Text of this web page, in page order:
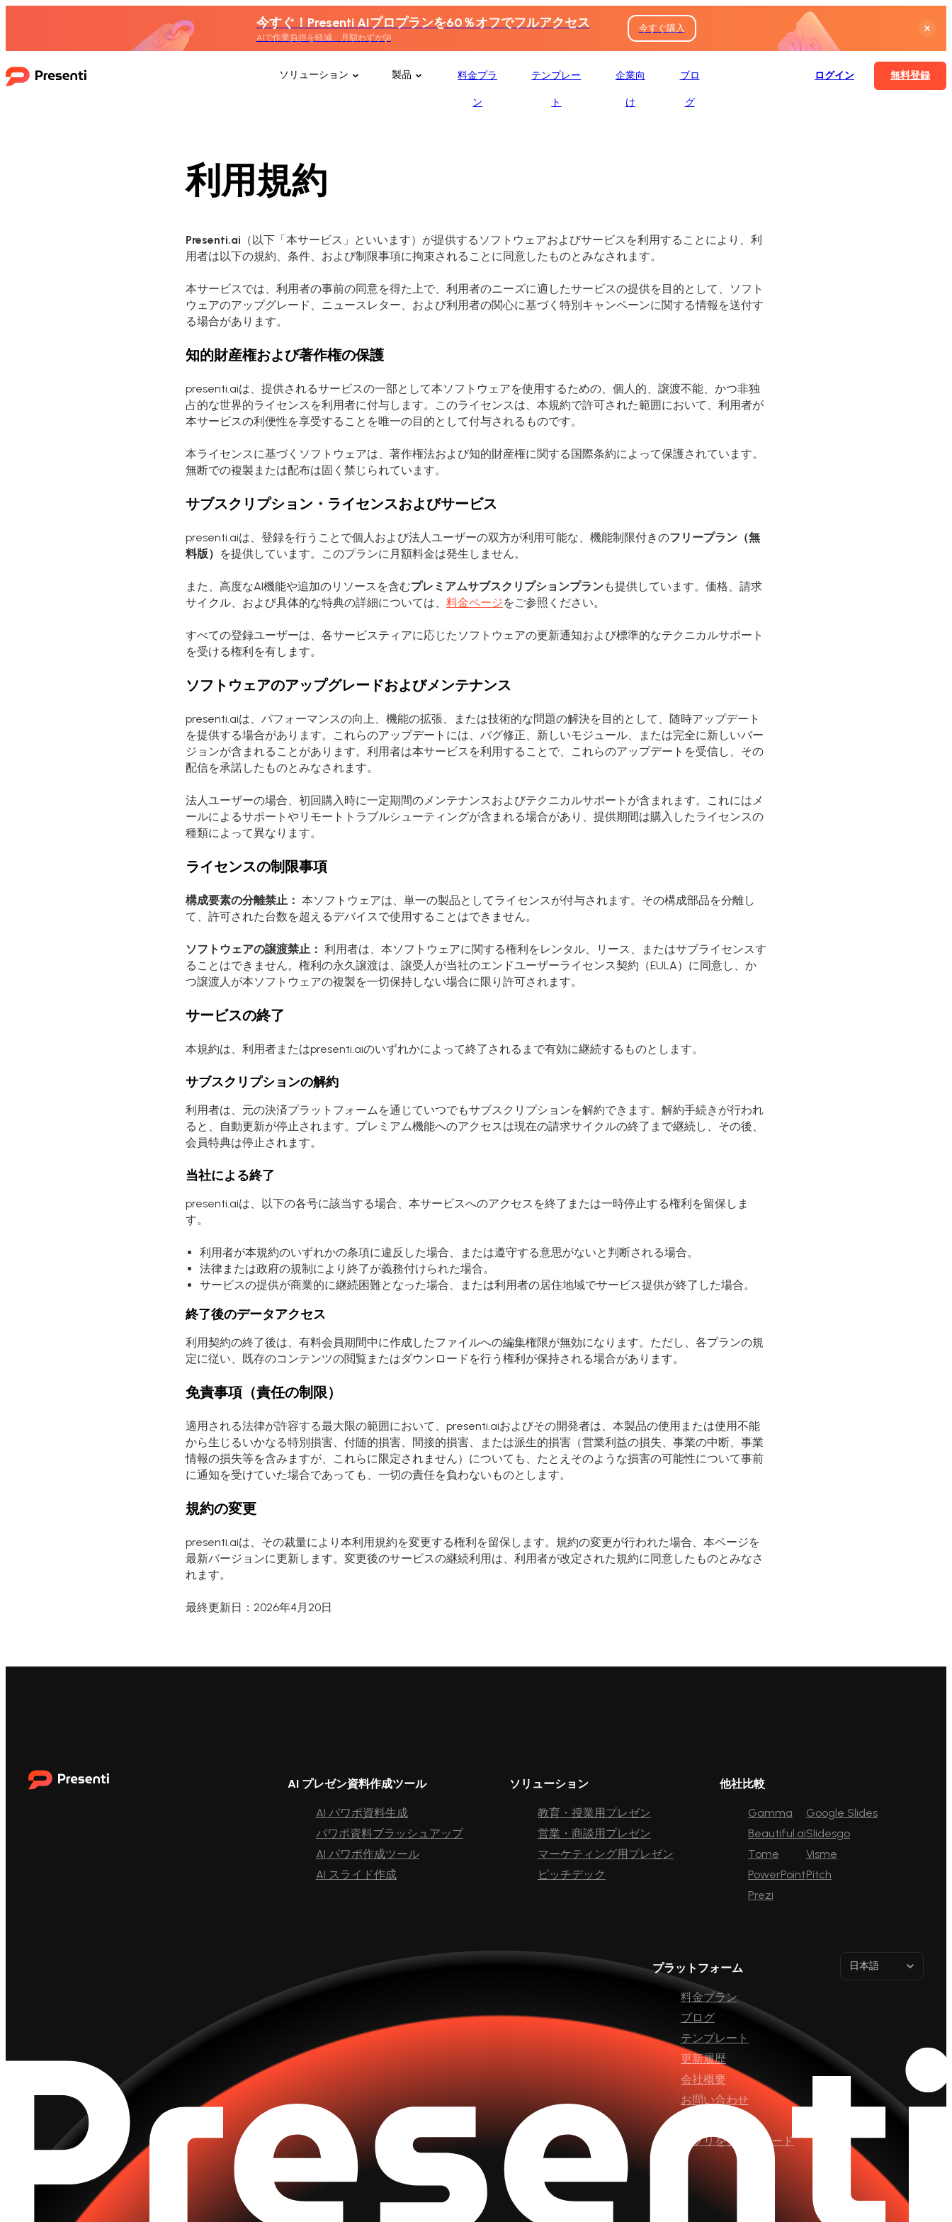
今すぐ！Presenti AIプロプランを60％オフでフルアクセス
AIで作業負担を軽減、月額わずか$8
今すぐ購入
ソリューション 製品 料金プラ
ン
テンプレー
ト
企業向
け
ブロ
グ
ログイン 無料登録
利用規約
Presenti.ai （以下「本サービス」といいます）が提供するソフトウェアおよびサービスを利用することにより、利
用者は以下の規約、条件、および制限事項に拘束されることに同意したものとみなされます。
本サービスでは、利用者の事前の同意を得た上で、利用者のニーズに適したサービスの提供を目的として、ソフト
ウェアのアップグレード、ニュースレター、および利用者の関心に基づく特別キャンペーンに関する情報を送付す
る場合があります。
知的財産権および著作権の保護
presenti.aiは、提供されるサービスの一部として本ソフトウェアを使用するための、個人的、譲渡不能、かつ非独
占的な世界的ライセンスを利用者に付与します。このライセンスは、本規約で許可された範囲において、利用者が
本サービスの利便性を享受することを唯一の目的として付与されるものです。
本ライセンスに基づくソフトウェアは、著作権法および知的財産権に関する国際条約によって保護されています。
無断での複製または配布は固く禁じられています。
サブスクリプション・ライセンスおよびサービス
presenti.aiは、登録を行うことで個人および法人ユーザーの双方が利用可能な、機能制限付きのフリープラン（無
料版） を提供しています。このプランに月額料金は発生しません。
また、高度なAI機能や追加のリソースを含むプレミアムサブスクリプションプランも提供しています。価格、請求
サイクル、および具体的な特典の詳細については、 料金ページをご参照ください。
すべての登録ユーザーは、各サービスティアに応じたソフトウェアの更新通知および標準的なテクニカルサポート
を受ける権利を有します。
ソフトウェアのアップグレードおよびメンテナンス
presenti.aiは、パフォーマンスの向上、機能の拡張、または技術的な問題の解決を目的として、随時アップデート
を提供する場合があります。これらのアップデートには、バグ修正、新しいモジュール、または完全に新しいバー
ジョンが含まれることがあります。利用者は本サービスを利用することで、これらのアップデートを受信し、その
配信を承諾したものとみなされます。
法人ユーザーの場合、初回購入時に一定期間のメンテナンスおよびテクニカルサポートが含まれます。これにはメ
ールによるサポートやリモートトラブルシューティングが含まれる場合があり、提供期間は購入したライセンスの
種類によって異なります。
ライセンスの制限事項
構成要素の分離禁止： 本ソフトウェアは、単一の製品としてライセンスが付与されます。その構成部品を分離し
て、許可された台数を超えるデバイスで使用することはできません。
ソフトウェアの譲渡禁止： 利用者は、本ソフトウェアに関する権利をレンタル、リース、またはサブライセンスす
ることはできません。権利の永久譲渡は、譲受人が当社のエンドユーザーライセンス契約（EULA）に同意し、か
つ譲渡人が本ソフトウェアの複製を一切保持しない場合に限り許可されます。
サービスの終了
本規約は、利用者またはpresenti.aiのいずれかによって終了されるまで有効に継続するものとします。
サブスクリプションの解約
利用者は、元の決済プラットフォームを通じていつでもサブスクリプションを解約できます。解約手続きが行われ
ると、自動更新が停止されます。プレミアム機能へのアクセスは現在の請求サイクルの終了まで継続し、その後、
会員特典は停止されます。
当社による終了
presenti.aiは、以下の各号に該当する場合、本サービスへのアクセスを終了または一時停止する権利を留保しま
す。
利用者が本規約のいずれかの条項に違反した場合、または遵守する意思がないと判断される場合。
法律または政府の規制により終了が義務付けられた場合。
サービスの提供が商業的に継続困難となった場合、または利用者の居住地域でサービス提供が終了した場合。
終了後のデータアクセス
利用契約の終了後は、有料会員期間中に作成したファイルへの編集権限が無効になります。ただし、各プランの規
定に従い、既存のコンテンツの閲覧またはダウンロードを行う権利が保持される場合があります。
免責事項（責任の制限）
適用される法律が許容する最大限の範囲において、presenti.aiおよびその開発者は、本製品の使用または使用不能
から生じるいかなる特別損害、付随的損害、間接的損害、または派生的損害（営業利益の損失、事業の中断、事業
情報の損失等を含みますが、これらに限定されません）についても、たとえそのような損害の可能性について事前
に通知を受けていた場合であっても、一切の責任を負わないものとします。
規約の変更
presenti.aiは、その裁量により本利用規約を変更する権利を留保します。規約の変更が行われた場合、本ページを
最新バージョンに更新します。変更後のサービスの継続利用は、利用者が改定された規約に同意したものとみなさ
れます。
最終更新日：2026年4月20日
AI プレゼン資料作成ツール
AI パワポ資料生成
パワポ資料ブラッシュアップ
AI パワポ作成ツール
AI スライド作成
ソリューション
教育・授業用プレゼン
営業・商談用プレゼン
マーケティング用プレゼン
ピッチデック
他社比較
Gamma
Beautiful.ai
Tome
PowerPoint
Prezi
Google Slides
Slidesgo
Visme
Pitch
プラットフォーム
料金プラン
ブログ
テンプレート
更新履歴
会社概要
お問い合わせ
アプリをダウンロード
日本語